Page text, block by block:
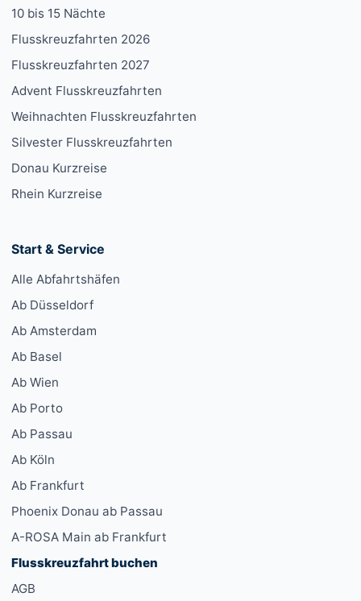
10 bis 15 Nächte
Flusskreuzfahrten 2026
Flusskreuzfahrten 2027
Advent Flusskreuzfahrten
Weihnachten Flusskreuzfahrten
Silvester Flusskreuzfahrten
Donau Kurzreise
Rhein Kurzreise
Start & Service
Alle Abfahrtshäfen
Ab Düsseldorf
Ab Amsterdam
Ab Basel
Ab Wien
Ab Porto
Ab Passau
Ab Köln
Ab Frankfurt
Phoenix Donau ab Passau
A-ROSA Main ab Frankfurt
Flusskreuzfahrt buchen
AGB